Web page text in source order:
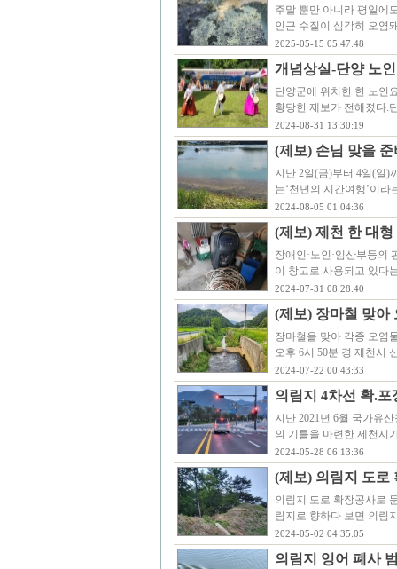
주말 뿐만 아니라 평일에
인근 수질이 심각히 오염
2025-05-15 05:47:48
개념상실-단양 노
단양군에 위치한 한 노인
황당한 제보가 전해졌다.
2024-08-31 13:30:19
(제보) 손님 맞을
지난 2일(금)부터 4일(일)
는‘천년의 시간여행’이
2024-08-05 01:04:36
(제보) 제천 한 대
장애인·노인·임산부등의
이 창고로 사용되고 있다
2024-07-31 08:28:40
(제보) 장마철 맞아
장마철을 맞아 각종 오염
오후 6시 50분 경 제천시
2024-07-22 00:43:33
의림지 4차선 확.
지난 2021년 6월 국가유
의 기틀을 마련한 제천시
2024-05-28 06:13:36
(제보) 의림지 도
의림지 도로 확장공사로
림지로 향하다 보면 의림
2024-05-02 04:35:05
의림지 잉어 폐사